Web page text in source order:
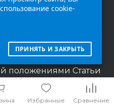
Избранные Сравнение
характер и
является публичной
положениями Статьи
кодекса Российской
cookie-
ПРИНЯТЬ И ЗАКРЫТЬ